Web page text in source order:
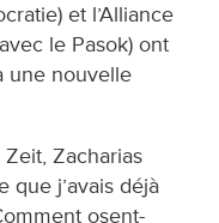
et l’Alliance
le Pasok) ont
une nouvelle
Zacharias
que j’avais déjà
osent-